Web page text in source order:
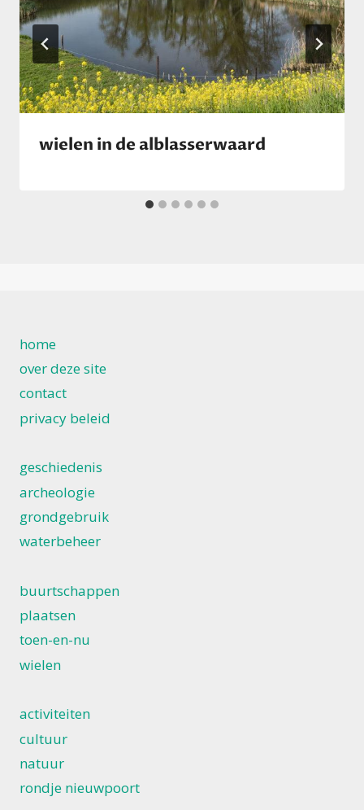
wielen in de alblasserwaard
home
over deze site
contact
privacy beleid
geschiedenis
archeologie
grondgebruik
waterbeheer
buurtschappen
plaatsen
toen-en-nu
wielen
activiteiten
cultuur
natuur
rondje nieuwpoort